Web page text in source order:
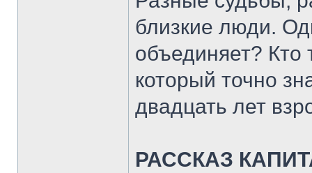
близкие люди.
объединяет? Кто
который точно
двадцать лет
РАССКАЗ